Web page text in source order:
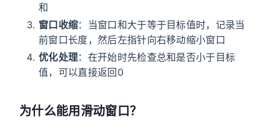
和
窗口收缩：当窗口和大于等于目标值时，记录当
前窗口长度，然后左指针向右移动缩小窗口
优化处理：在开始时先检查总和是否小于目标
值，可以直接返回0
为什么能用滑动窗口？